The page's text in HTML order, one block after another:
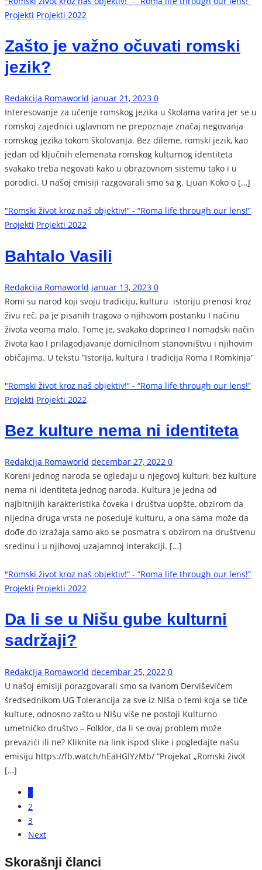
Projekti Projekti 2022
Zašto je važno očuvati romski
jezik?
Redakcija Romaworld januar 21, 2023 0
Interesovanje za učenje romskog jezika u školama varira jer se u
romskoj zajednici uglavnom ne prepoznaje značaj negovanja
romskog jezika tokom školovanja. Bez dileme, romski jezik, kao
jedan od ključnih elemenata romskog kulturnog identiteta
svakako treba negovati kako u obrazovnom sistemu tako i u
porodici. U našoj emisiji razgovarali smo sa g. Ljuan Koko o […]
"Romski život kroz naš objektiv!“ - “Roma life through our lens!”
Projekti Projekti 2022
Bahtalo Vasili
Redakcija Romaworld januar 13, 2023 0
Romi su narod koji svoju tradiciju, kulturu istoriju prenosi kroz
živu reč, pa je pisanih tragova o njihovom postanku I načinu
života veoma malo. Tome je, svakako doprineo I nomadski način
života kao I prilagodjavanje domicilnom stanovništvu i njihovim
običajima. U tekstu “Istorija, kultura I tradicija Roma I Romkinja”
"Romski život kroz naš objektiv!“ - “Roma life through our lens!”
Projekti Projekti 2022
Bez kulture nema ni identiteta
Redakcija Romaworld decembar 27, 2022 0
Koreni jednog naroda se ogledaju u njegovoj kulturi, bez kulture
nema ni identiteta jednog naroda. Kultura je jedna od
najbitnijih karakteristika čoveka i društva uopšte, obzirom da
nijedna druga vrsta ne poseduje kulturu, a ona sama može da
dođe do izražaja samo ako se posmatra s obzirom na društvenu
sredinu i u njihovoj uzajamnoj interakciji. […]
"Romski život kroz naš objektiv!“ - “Roma life through our lens!”
Projekti Projekti 2022
Da li se u Nišu gube kulturni
sadržaji?
Redakcija Romaworld decembar 25, 2022 0
U našoj emisiji porazgovarali smo sa Ivanom Derviševićem
šredsednikom UG Tolerancija za sve iz NIša o temi koja se tiče
kulture, odnosno zašto u NIšu više ne postoji Kulturno
umetničko društvo – Folklor, da li se ovaj problem može
prevazići ili ne? Kliknite na link ispod slike i pogledajte našu
emisiju https://fb.watch/hEaHGIYzMb/ “Projekat „Romski život
[…]
1
2
3
Next
Skorašnji članci